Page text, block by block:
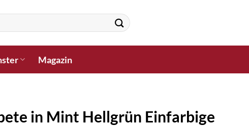
Magazin
in Mint Hellgrün Einfarbige